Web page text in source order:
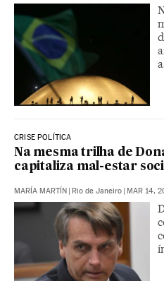
CRISE POLÍTICA
Na mesma trilha de
capitaliza mal-estar
MARÍA MARTÍN | Rio de Janeiro | MAR 14,